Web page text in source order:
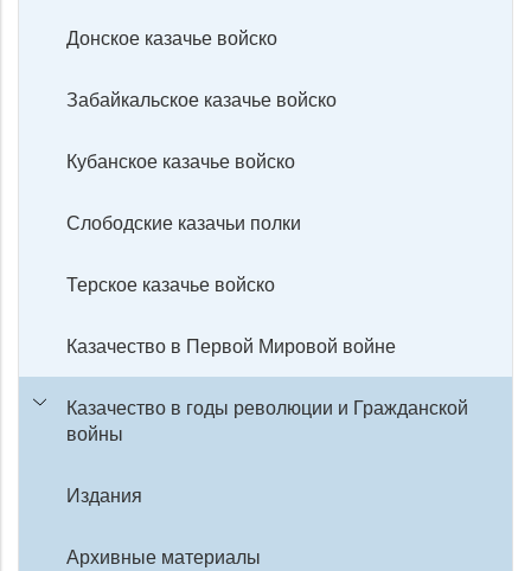
Донское казачье войско
Забайкальское казачье войско
Кубанское казачье войско
Слободские казачьи полки
Терское казачье войско
Казачество в Первой Мировой войне
Казачество в годы революции и Гражданской
войны
Издания
Архивные материалы